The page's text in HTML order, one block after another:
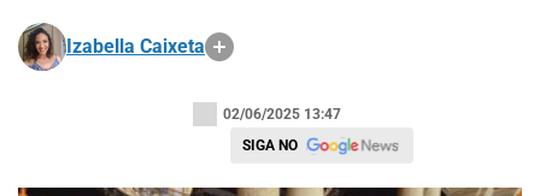
Izabella Caixeta
02/06/2025 13:47
SIGA NO